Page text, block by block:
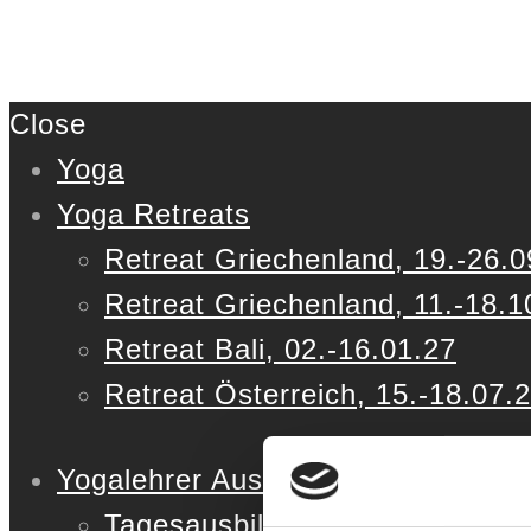
Close
Yoga
Yoga Retreats
Retreat Griechenland, 19.-
Retreat Griechenland, 11.-
Retreat Bali, 02.-16.01.27
Retreat Österreich, 15.-
Yogalehrer Ausbildung
Tagesausbildung